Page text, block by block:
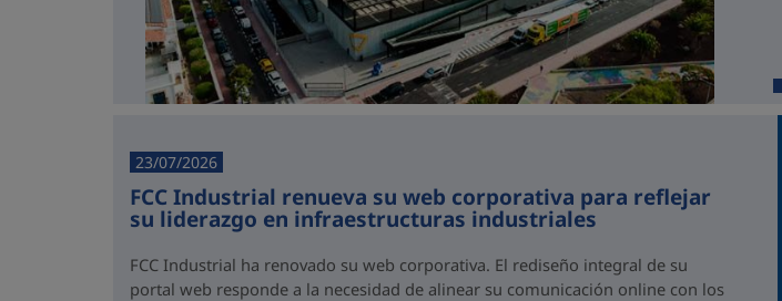
23/07/2026
FCC Industrial renueva su web corporativa para reflejar
su liderazgo en infraestructuras industriales
FCC Industrial ha renovado su web corporativa. El rediseño integral de su
portal web responde a la necesidad de alinear su comunicación online con los